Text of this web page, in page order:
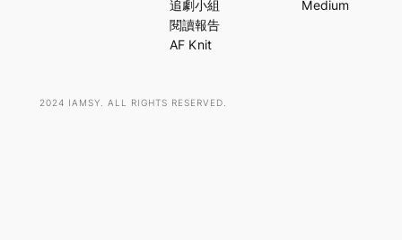
追劇小組
閱讀報告
AF Knit
Medium
2024 IAMSY. ALL RIGHTS RESERVED.